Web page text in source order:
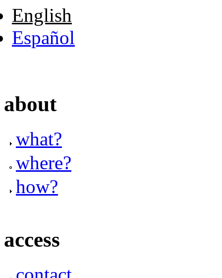
English
Español
about
what?
where?
how?
access